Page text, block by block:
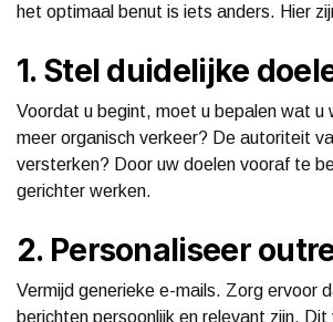
het optimaal benut is iets anders. Hier
1. Stel duidelijke
Voordat u begint, moet u bepalen wat u
meer organisch verkeer? De autoriteit
versterken? Door uw doelen vooraf te
gerichter werken.
2. Personaliseer
Vermijd generieke e-mails. Zorg ervoor
berichten persoonlijk en relevant zijn.